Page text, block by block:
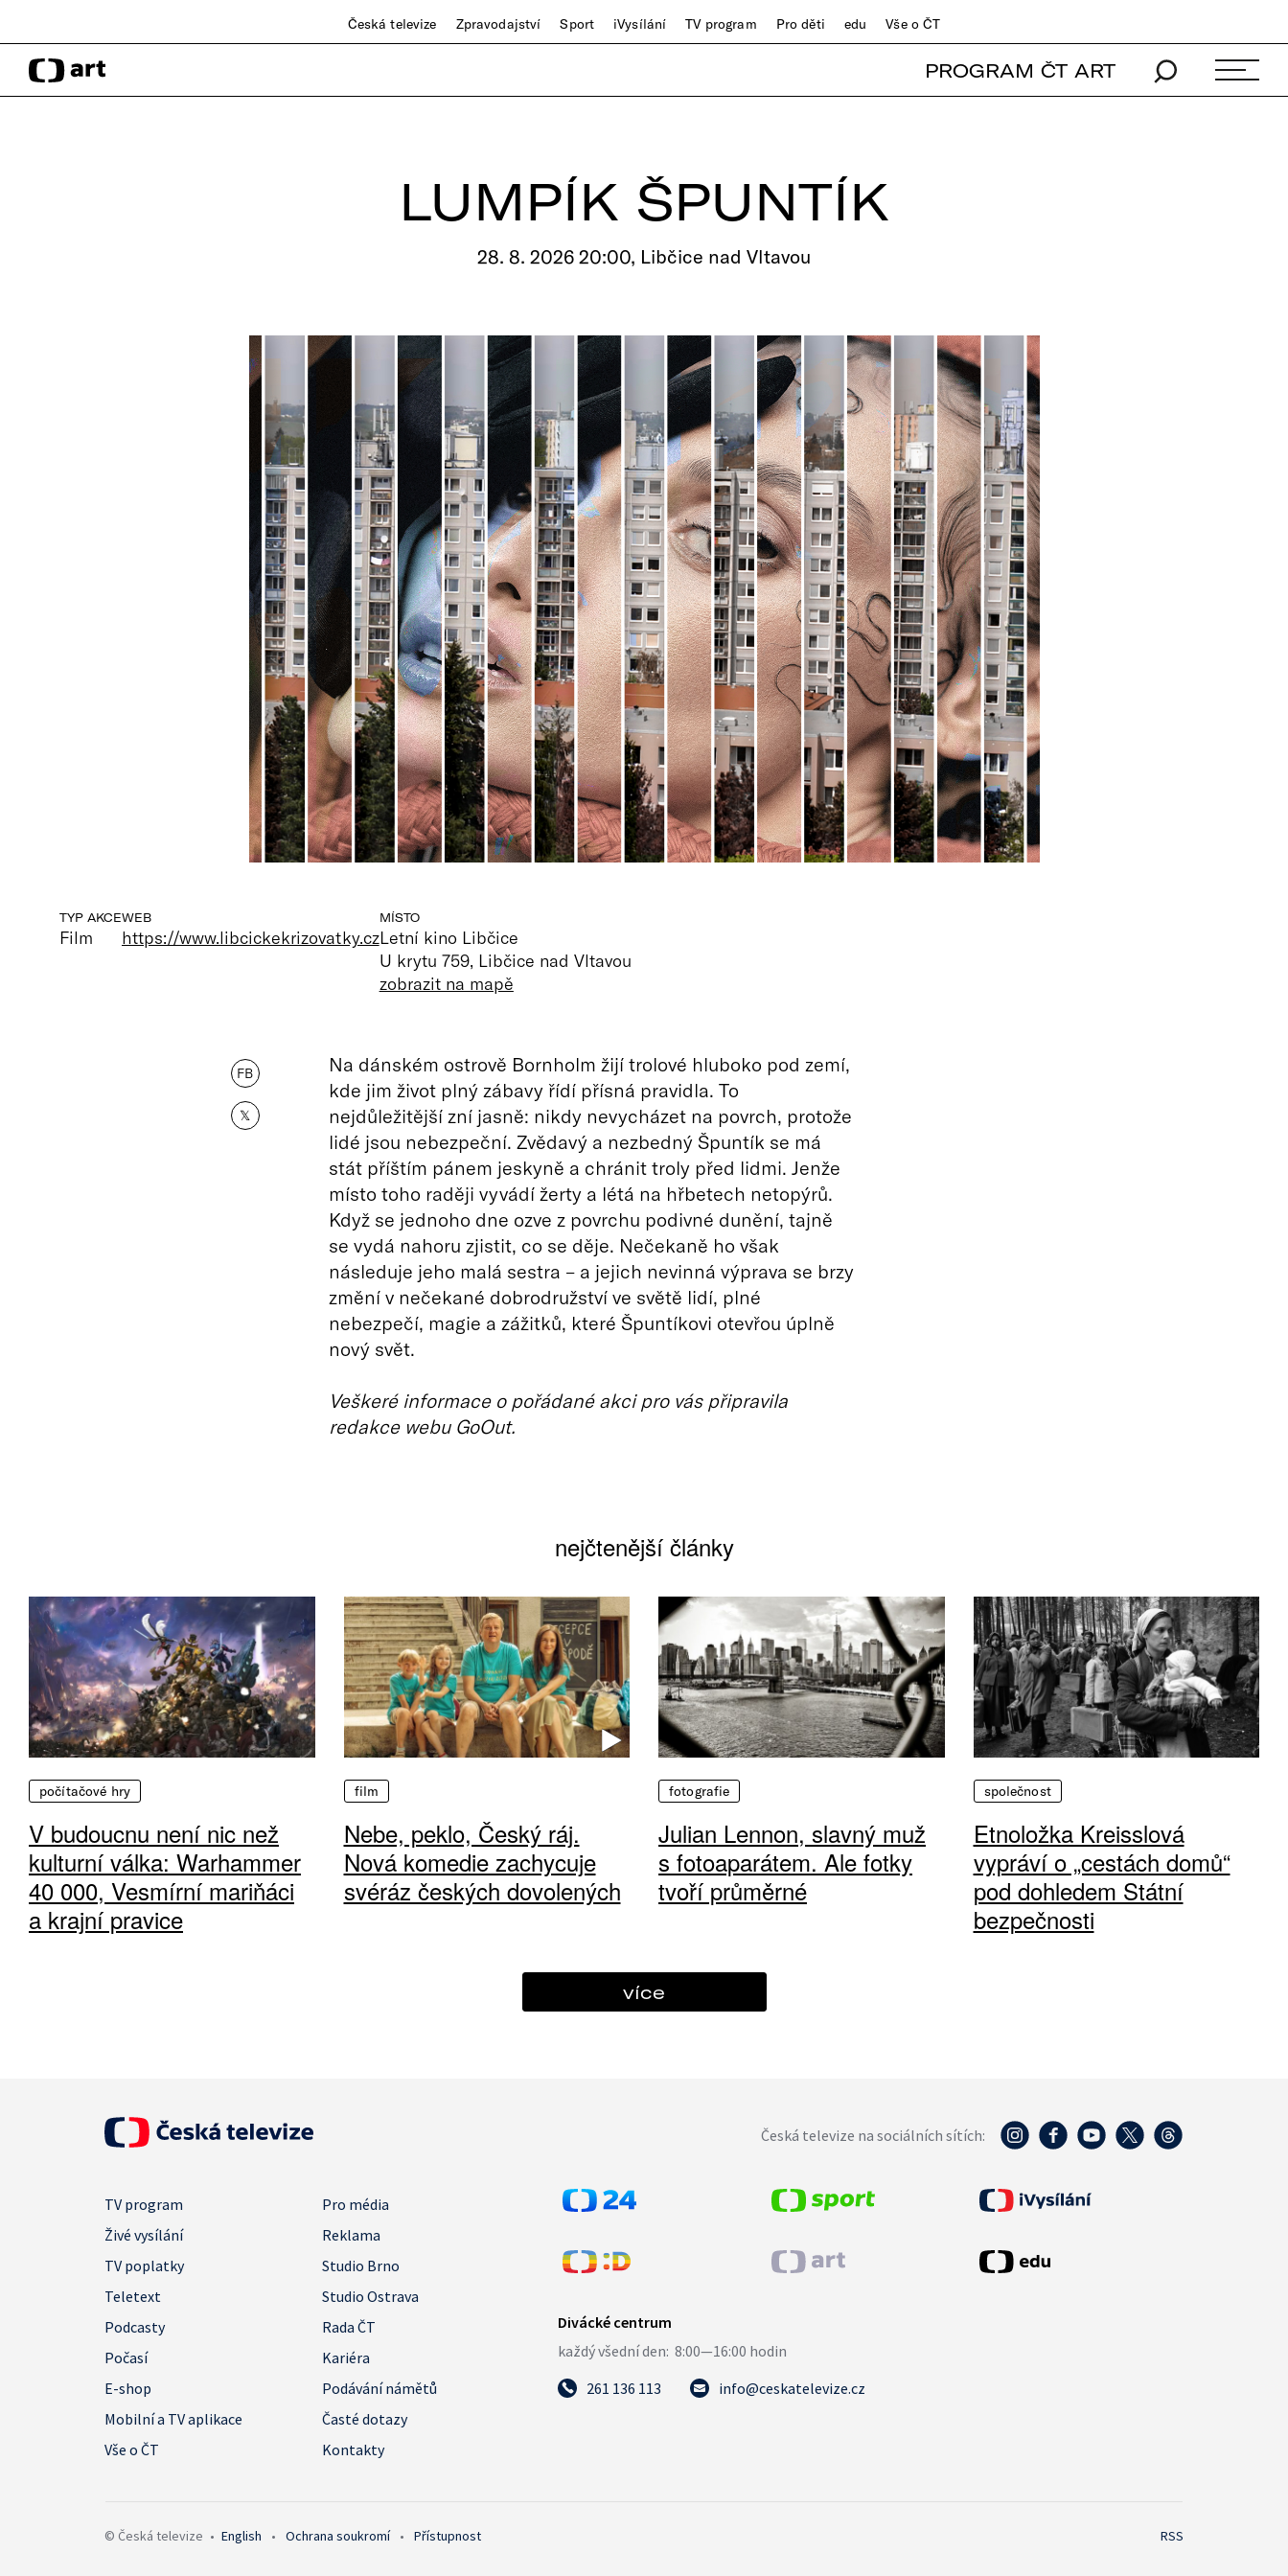
Česká televize Zpravodajství Sport iVysílání TV program Pro děti edu Vše o ČT
PROGRAM ČT ART
LUMPÍK ŠPUNTÍK
28. 8. 2026 20:00, Libčice nad Vltavou
TYP AKCE
Film
WEB
https://www.libcickekrizovatky.cz
MÍSTO
Letní kino Libčice
U krytu 759, Libčice nad Vltavou
zobrazit na mapě
FB
𝕏
Na dánském ostrově Bornholm žijí trolové hluboko pod zemí,
kde jim život plný zábavy řídí přísná pravidla. To
nejdůležitější zní jasně: nikdy nevycházet na povrch, protože
lidé jsou nebezpeční. Zvědavý a nezbedný Špuntík se má
stát příštím pánem jeskyně a chránit troly před lidmi. Jenže
místo toho raději vyvádí žerty a létá na hřbetech netopýrů.
Když se jednoho dne ozve z povrchu podivné dunění, tajně
se vydá nahoru zjistit, co se děje. Nečekaně ho však
následuje jeho malá sestra – a jejich nevinná výprava se brzy
změní v nečekané dobrodružství ve světě lidí, plné
nebezpečí, magie a zážitků, které Špuntíkovi otevřou úplně
nový svět.
Veškeré informace o pořádané akci pro vás připravila
redakce webu GoOut.
nejčtenější články
počítačové hry
V budoucnu není nic než
kulturní válka: Warhammer
40 000, Vesmírní mariňáci
a krajní pravice
film
Nebe, peklo, Český ráj.
Nová komedie zachycuje
svéráz českých dovolených
fotografie
Julian Lennon, slavný muž
s fotoaparátem. Ale fotky
tvoří průměrné
společnost
Etnoložka Kreisslová
vypráví o „cestách domů“
pod dohledem Státní
bezpečnosti
více
Česká televize na sociálních sítích:
TV program
Pro média
Živé vysílání
Reklama
TV poplatky
Studio Brno
Teletext
Studio Ostrava
Podcasty
Rada ČT
Počasí
Kariéra
E-shop
Podávání námětů
Mobilní a TV aplikace
Časté dotazy
Vše o ČT
Kontakty
261 136 113 info@ceskatelevize.cz
© Česká televize • English • Ochrana soukromí • Přístupnost RSS